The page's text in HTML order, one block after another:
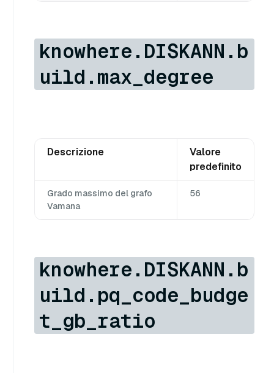
knowhere.DISKANN.b
uild.max_degree
Descrizione
Valore
predefinito
Grado massimo del grafo
Vamana
56
knowhere.DISKANN.b
uild.pq_code_budge
t_gb_ratio